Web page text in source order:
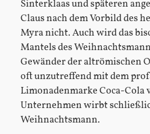
Sinterklaas und späteren
Claus nach dem Vorbild des
Myra nicht. Auch wird das
Mantels des
Gewänder der altrömischen
oft unzutreffend mit dem
Limonadenmarke Coca-Cola
Unternehmen wirbt
Weihnachtsmann.